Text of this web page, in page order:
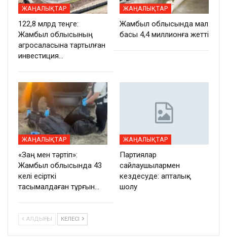
ЖАҢАЛЫҚТАР
122,8 млрд теңге:
Жамбыл облысының
агросаласына тартылған
инвестиция…
ЖАҢАЛЫҚТАР
Жамбыл облысында мал
басы 4,4 миллионға жетті
ЖАҢАЛЫҚТАР
«Заң мен тәртіп»:
Жамбыл облысында 43
келі есірткі
тасымалдаған тұрғын…
ЖАҢАЛЫҚТАР
Партиялар
сайлаушылармен
кездесуде: апталық
шолу
АЛДЫҢҒЫ КЕЛЕСІ